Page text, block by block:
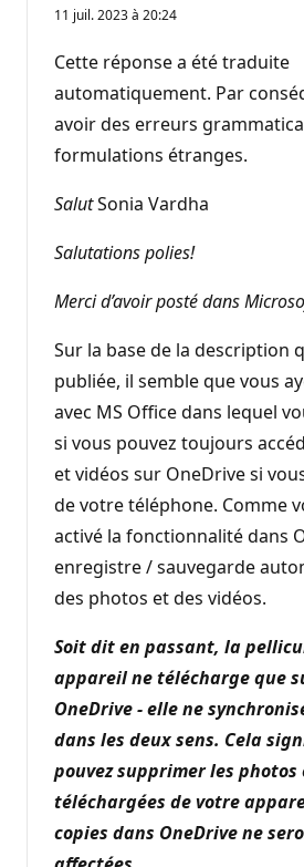
11 juil. 2023 à 20:24
Cette réponse a été traduite
automatiquement. Par
avoir des erreurs
formulations étranges.
SalutSonia Vardha
Salutations polies!
Merci d’avoir posté dans
Sur la base de la description
publiée, il semble que vous
avec MS Office dans lequel
si vous pouvez toujours
et vidéos sur OneDrive si
de votre téléphone. Comme
activé la fonctionnalité dans
enregistre / sauvegarde
des photos et des vidéos.
Soit dit en passant, la
appareil ne télécharge que
OneDrive - elle ne
dans les deux sens. Cela
pouvez supprimer les photos
téléchargées de votre
copies dans OneDrive ne